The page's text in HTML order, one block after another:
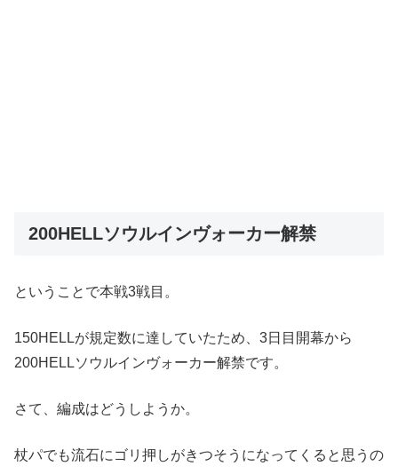
200HELLソウルインヴォーカー解禁
ということで本戦3戦目。
150HELLが規定数に達していたため、3日目開幕から
200HELLソウルインヴォーカー解禁です。
さて、編成はどうしようか。
杖パでも流石にゴリ押しがきつそうになってくると思うの